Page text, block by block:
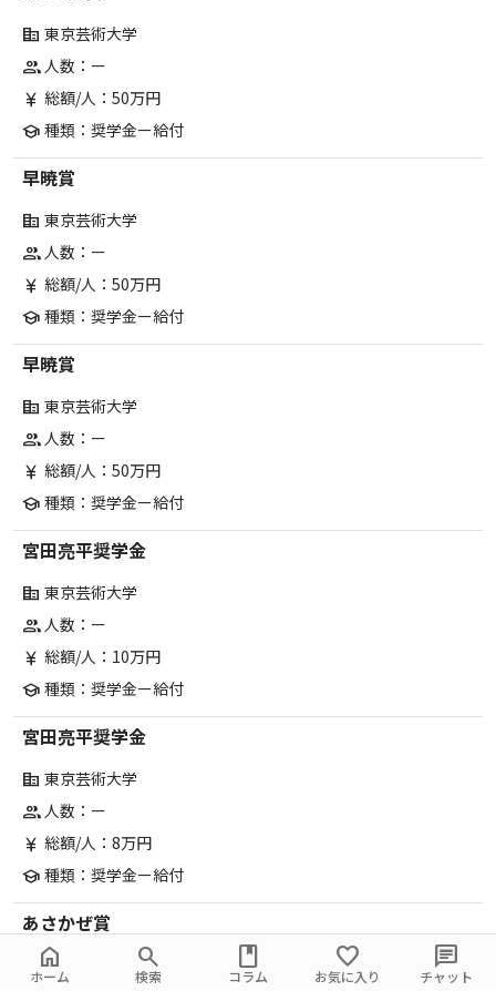
corporate_fare 東京芸術大学
group人数：ー
currency_yen 総額/人：50万円
school 種類：奨学金ー給付
早暁賞
corporate_fare 東京芸術大学
group人数：ー
currency_yen 総額/人：50万円
school 種類：奨学金ー給付
早暁賞
corporate_fare 東京芸術大学
group人数：ー
currency_yen 総額/人：50万円
school 種類：奨学金ー給付
宮田亮平奨学金
corporate_fare 東京芸術大学
group人数：ー
currency_yen 総額/人：10万円
school 種類：奨学金ー給付
宮田亮平奨学金
corporate_fare 東京芸術大学
group人数：ー
currency_yen 総額/人：8万円
school 種類：奨学金ー給付
あさかぜ賞
corporate_fare東京芸術大学
home
ホーム
search
検索
book
コラム
favorite
お気に入り
chat
チャット